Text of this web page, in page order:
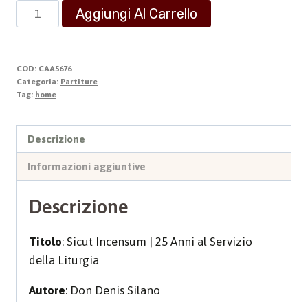
SICUT
INCENSUM
Aggiungi Al Carrello
COD: CAA5676
Categoria: Partiture
Tag: home
Descrizione
Informazioni aggiuntive
Descrizione
Titolo: Sicut Incensum | 25 Anni al Servizio
della Liturgia
Autore: Don Denis Silano